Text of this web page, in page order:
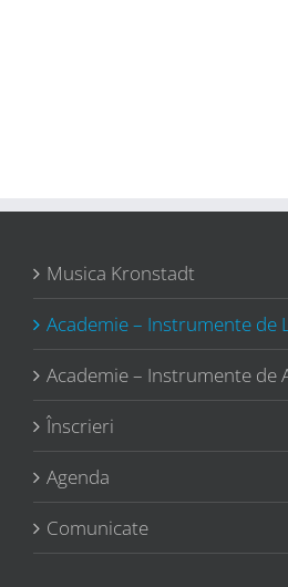
Musica Kronstadt
Academie – Instrumente de
Academie – Instrumente de
Înscrieri
Agenda
Comunicate